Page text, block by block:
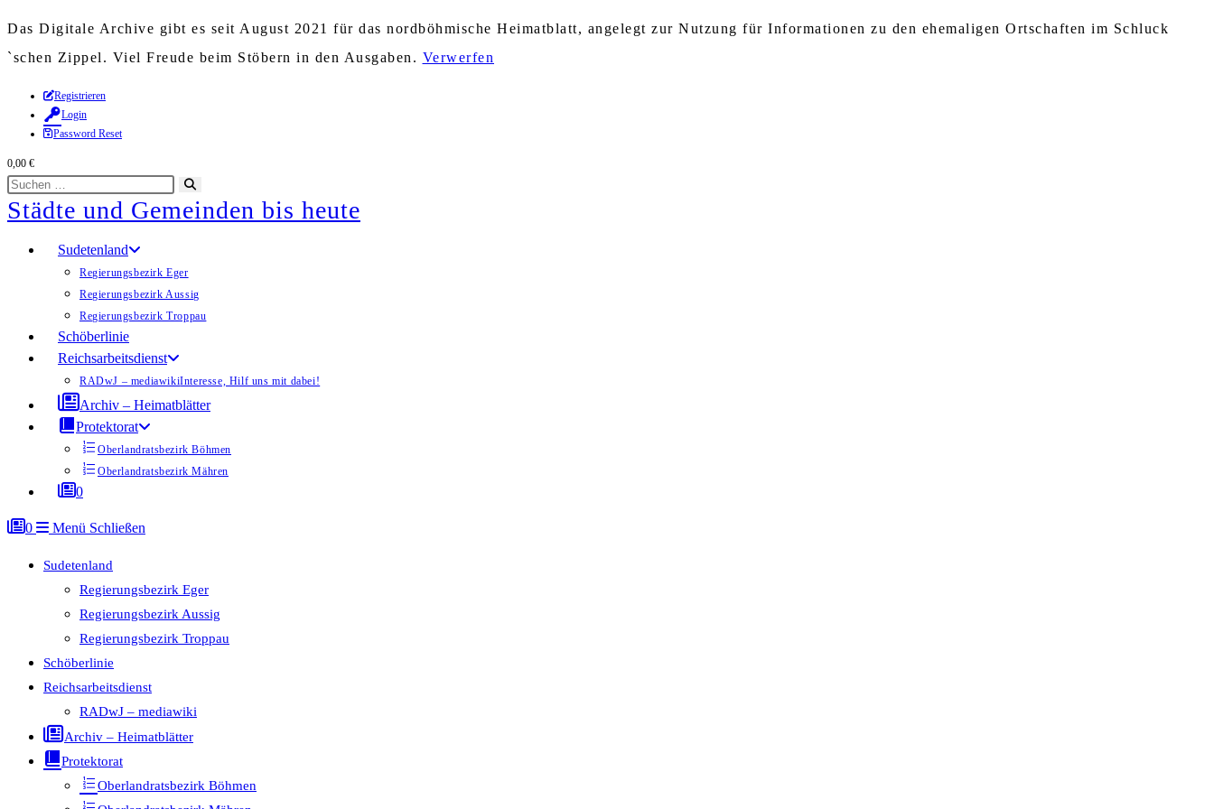
Das Digitale Archive gibt es seit August 2021 für das nordböhmische Heimatblatt, angelegt zur Nutzung für Informationen zu den ehemaligen Ortschaften im Schluck
`schen Zippel. Viel Freude beim Stöbern in den Ausgaben. Verwerfen
Zum
Inhalt
springen
Registrieren
Login
Password Reset
0,00 €
Diese
Website
durchsuchen
starten
Städte und Gemeinden bis heute
Sudetenland
Regierungsbezirk Eger
Regierungsbezirk Aussig
Regierungsbezirk Troppau
Schöberlinie
Reichsarbeitsdienst
RADwJ – mediawikiInteresse, Hilf uns mit dabei!
Archiv – Heimatblätter
Protektorat
Oberlandratsbezirk Böhmen
Oberlandratsbezirk Mähren
0
0 Menü Schließen
Sudetenland
Regierungsbezirk Eger
Regierungsbezirk Aussig
Regierungsbezirk Troppau
Schöberlinie
Reichsarbeitsdienst
RADwJ – mediawiki
Archiv – Heimatblätter
Protektorat
Oberlandratsbezirk Böhmen